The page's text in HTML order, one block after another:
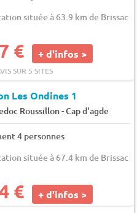
située à 63.9 km de Brissac
€ + d'infos >
SUR 5 SITES
Les Ondines 1
Roussillon-Cap d'agde
4 personnes
située à 67.4 km de Brissac
€ + d'infos >